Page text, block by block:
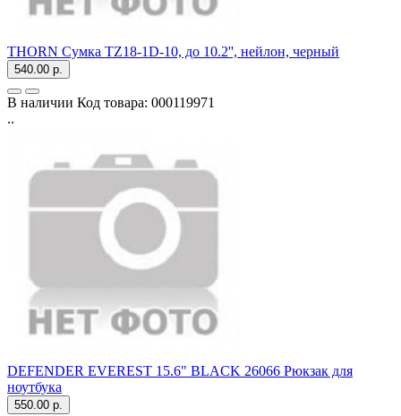
THORN Сумка TZ18-1D-10, до 10.2'', нейлон, черный
540.00 р.
В наличии Код товара: 000119971
..
DEFENDER EVEREST 15.6" BLACK 26066 Рюкзак для
ноутбука
550.00 р.